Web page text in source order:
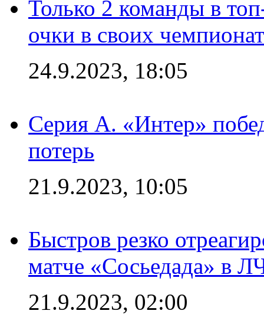
Только 2 команды в
очки в своих
24.9.2023, 18:05
Серия А. «Интер»
потерь
21.9.2023, 10:05
Быстров резко
матче «Сосьедада» в
21.9.2023, 02:00